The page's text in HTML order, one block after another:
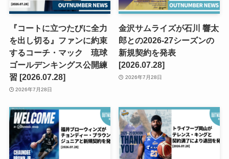
『コートに立つたびに全力
を出し切る』ファンに約束
するコーチ・マック 琉球
ゴールデンキングス公開練
習 [2026.07.28]
2026年7月28日
金沢サムライズが石川 響太
郎との2026-27シーズンの
新規契約を発表
[2026.07.28]
2026年7月28日